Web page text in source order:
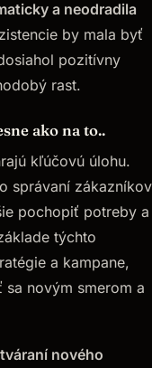
a neodradila
by mala byť
pozitívny
rast.
ako na to..
kľúčovú úlohu.
správaní zákazníkov
pochopiť potreby a
týchto
a kampane,
novým smerom a
nového